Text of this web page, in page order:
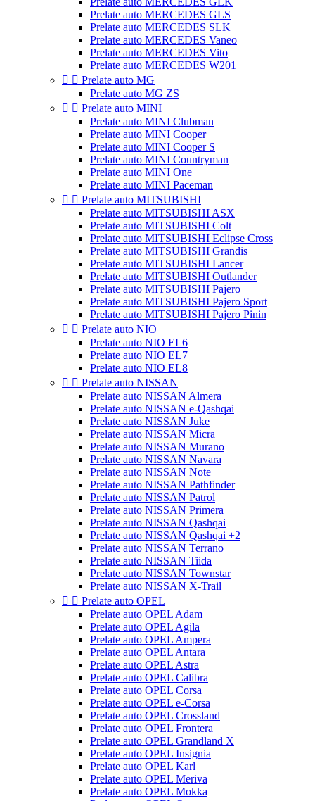
Prelate auto MERCEDES GLS
Prelate auto MERCEDES SLK
Prelate auto MERCEDES Vaneo
Prelate auto MERCEDES Vito
Prelate auto MERCEDES W201
  Prelate auto MG
Prelate auto MG ZS
  Prelate auto MINI
Prelate auto MINI Clubman
Prelate auto MINI Cooper
Prelate auto MINI Cooper S
Prelate auto MINI Countryman
Prelate auto MINI One
Prelate auto MINI Paceman
  Prelate auto MITSUBISHI
Prelate auto MITSUBISHI ASX
Prelate auto MITSUBISHI Colt
Prelate auto MITSUBISHI Eclipse Cross
Prelate auto MITSUBISHI Grandis
Prelate auto MITSUBISHI Lancer
Prelate auto MITSUBISHI Outlander
Prelate auto MITSUBISHI Pajero
Prelate auto MITSUBISHI Pajero Sport
Prelate auto MITSUBISHI Pajero Pinin
  Prelate auto NIO
Prelate auto NIO EL6
Prelate auto NIO EL7
Prelate auto NIO EL8
  Prelate auto NISSAN
Prelate auto NISSAN Almera
Prelate auto NISSAN e-Qashqai
Prelate auto NISSAN Juke
Prelate auto NISSAN Micra
Prelate auto NISSAN Murano
Prelate auto NISSAN Navara
Prelate auto NISSAN Note
Prelate auto NISSAN Pathfinder
Prelate auto NISSAN Patrol
Prelate auto NISSAN Primera
Prelate auto NISSAN Qashqai
Prelate auto NISSAN Qashqai +2
Prelate auto NISSAN Terrano
Prelate auto NISSAN Tiida
Prelate auto NISSAN Townstar
Prelate auto NISSAN X-Trail
  Prelate auto OPEL
Prelate auto OPEL Adam
Prelate auto OPEL Agila
Prelate auto OPEL Ampera
Prelate auto OPEL Antara
Prelate auto OPEL Astra
Prelate auto OPEL Calibra
Prelate auto OPEL Corsa
Prelate auto OPEL e-Corsa
Prelate auto OPEL Crossland
Prelate auto OPEL Frontera
Prelate auto OPEL Grandland X
Prelate auto OPEL Insignia
Prelate auto OPEL Karl
Prelate auto OPEL Meriva
Prelate auto OPEL Mokka